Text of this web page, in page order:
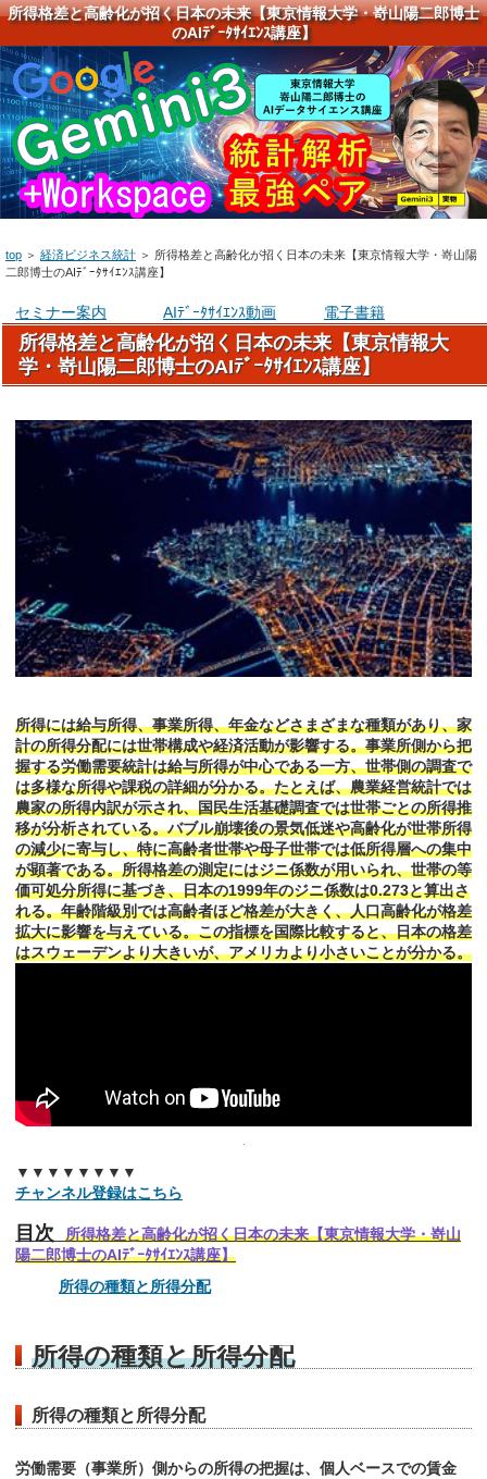
所得格差と高齢化が招く日本の未来【東京情報大学・嵜山陽二郎博士
のAIﾃﾞｰﾀｻｲｴﾝｽ講座】
top ＞ 経済ビジネス統計 ＞ 所得格差と高齢化が招く日本の未来【東京情報大学・嵜山陽
二郎博士のAIﾃﾞｰﾀｻｲｴﾝｽ講座】
セミナー案内 AIﾃﾞｰﾀｻｲｴﾝｽ動画 電子書籍
所得格差と高齢化が招く日本の未来【東京情報大
学・嵜山陽二郎博士のAIﾃﾞｰﾀｻｲｴﾝｽ講座】
所得には給与所得、事業所得、年金などさまざまな種類があり、家
計の所得分配には世帯構成や経済活動が影響する。事業所側から把
握する労働需要統計は給与所得が中心である一方、世帯側の調査で
は多様な所得や課税の詳細が分かる。たとえば、農業経営統計では
農家の所得内訳が示され、国民生活基礎調査では世帯ごとの所得推
移が分析されている。バブル崩壊後の景気低迷や高齢化が世帯所得
の減少に寄与し、特に高齢者世帯や母子世帯では低所得層への集中
が顕著である。所得格差の測定にはジニ係数が用いられ、世帯の等
価可処分所得に基づき、日本の1999年のジニ係数は0.273と算出さ
れる。年齢階級別では高齢者ほど格差が大きく、人口高齢化が格差
拡大に影響を与えている。この指標を国際比較すると、日本の格差
はスウェーデンより大きいが、アメリカより小さいことが分かる。
▼▼▼▼▼▼▼▼
チャンネル登録はこちら
目次
所得格差と高齢化が招く日本の未来【東京情報大学・嵜山
陽二郎博士のAIﾃﾞｰﾀｻｲｴﾝｽ講座】
所得の種類と所得分配
所得の種類と所得分配
所得の種類と所得分配
労働需要（事業所）側からの所得の把握は、個人ベースでの賃金